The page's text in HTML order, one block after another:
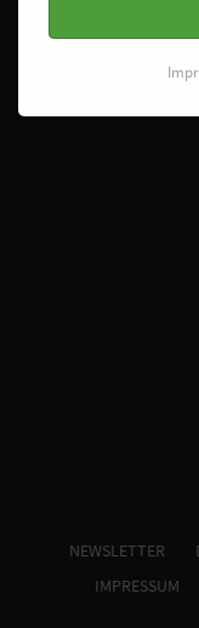
NEWSLETTER
IMPRESSUM